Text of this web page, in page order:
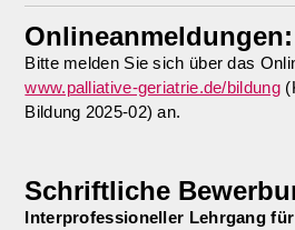
Onlineanmeldungen:
Bitte melden Sie sich über das
www.palliative-geriatrie.de/bildung
Bildung 2025-02) an.
Schriftliche
Interprofessioneller Lehrgang